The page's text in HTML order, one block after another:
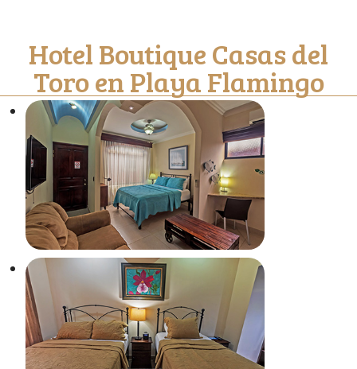
Hotel Boutique Casas del
Toro en Playa Flamingo